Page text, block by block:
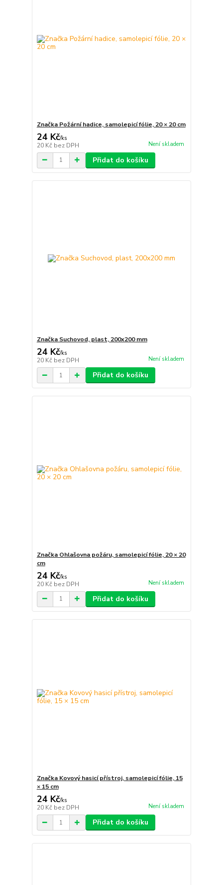
Značka Požární hadice, samolepicí fólie, 20 × 20 cm
24 Kč/ks
20 Kč bez DPH Není skladem
Přidat do košíku
Značka Suchovod, plast, 200x200 mm
24 Kč/ks
20 Kč bez DPH Není skladem
Přidat do košíku
Značka Ohlašovna požáru, samolepicí fólie, 20 × 20
cm
24 Kč/ks
20 Kč bez DPH Není skladem
Přidat do košíku
Značka Kovový hasicí přístroj, samolepicí fólie, 15
× 15 cm
24 Kč/ks
20 Kč bez DPH Není skladem
Přidat do košíku